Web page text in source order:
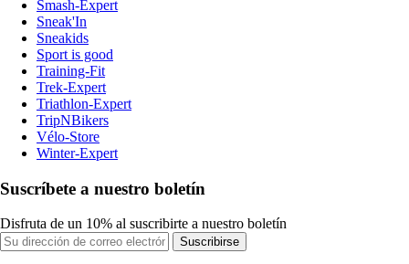
Smash-Expert
Sneak'In
Sneakids
Sport is good
Training-Fit
Trek-Expert
Triathlon-Expert
TripNBikers
Vélo-Store
Winter-Expert
Suscríbete a nuestro boletín
Disfruta de un 10% al suscribirte a nuestro boletín
Suscribirse